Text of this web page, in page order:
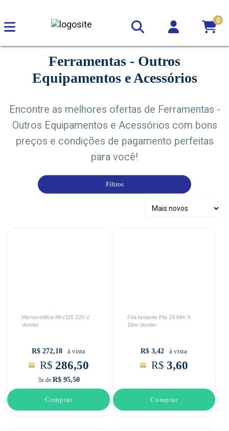
0
Ferramentas - Outros
Equipamentos e Acessórios
Encontre as melhores ofertas de Ferramentas -
Outros Equipamentos e Acessórios com bons
preços e condições de pagamento perfeitas
para você!
Filtros
Microrretifica Mrv115 220 V
Vonder
R$ 272,18 à vista
R$ 286,50
3x de R$ 95,50
Comprar
Fita Isolante Pta 19 Mm X
10m Vonder
R$ 3,42 à vista
R$ 3,60
Comprar